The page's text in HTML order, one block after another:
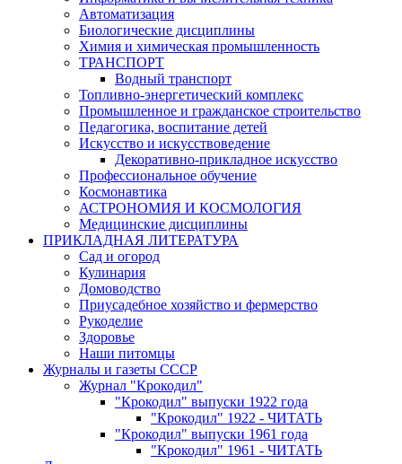
Автоматизация
Биологические дисциплины
Химия и химическая промышленность
ТРАНСПОРТ
Водный транспорт
Топливно-энергетический комплекс
Промышленное и гражданское строительство
Педагогика, воспитание детей
Искусство и искусствоведение
Декоративно-прикладное искусство
Профессиональное обучение
Космонавтика
АСТРОНОМИЯ И КОСМОЛОГИЯ
Медицинские дисциплины
ПРИКЛАДНАЯ ЛИТЕРАТУРА
Сад и огород
Кулинария
Домоводство
Приусадебное хозяйство и фермерство
Рукоделие
Здоровье
Наши питомцы
Журналы и газеты СССР
Журнал "Крокодил"
"Крокодил" выпуски 1922 года
"Крокодил" 1922 - ЧИТАТЬ
"Крокодил" выпуски 1961 года
"Крокодил" 1961 - ЧИТАТЬ